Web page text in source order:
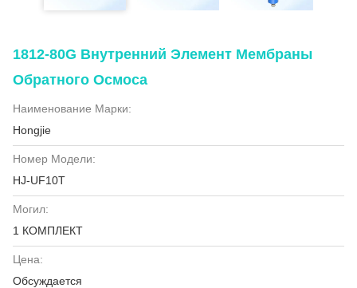
1812-80G Внутренний Элемент Мембраны
Обратного Осмоса
Наименование Марки:
Hongjie
Номер Модели:
HJ-UF10T
Могил:
1 КОМПЛЕКТ
Цена:
Обсуждается